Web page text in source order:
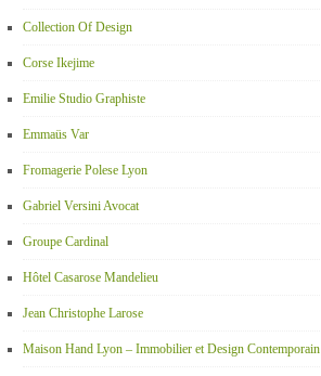
Collection Of Design
Corse Ikejime
Emilie Studio Graphiste
Emmaüs Var
Fromagerie Polese Lyon
Gabriel Versini Avocat
Groupe Cardinal
Hôtel Casarose Mandelieu
Jean Christophe Larose
Maison Hand Lyon – Immobilier et Design Contemporain